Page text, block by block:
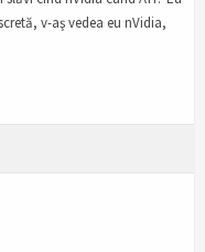
v-aş vedea eu nVidia,